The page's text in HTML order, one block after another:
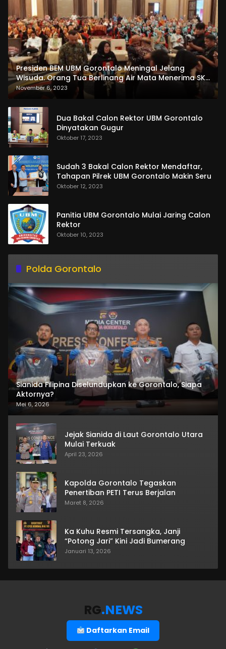
Presiden BEM UBM Gorontalo Meningal Jelang
Wisuda. Orang Tua Berlinang Air Mata Menerima SKL
dan Pemasangan Salempang
November 6, 2023
Dua Bakal Calon Rektor UBM Gorontalo
Dinyatakan Gugur
Oktober 17, 2023
Sudah 3 Bakal Calon Rektor Mendaftar,
Tahapan Pilrek UBM Gorontalo Makin Seru
Oktober 12, 2023
Panitia UBM Gorontalo Mulai Jaring Calon
Rektor
Oktober 10, 2023
Polda Gorontalo
Sianida Filipina Diselundupkan ke Gorontalo, Siapa
Aktornya?
Mei 6, 2026
Jejak Sianida di Laut Gorontalo Utara
Mulai Terkuak
April 23, 2026
Kapolda Gorontalo Tegaskan
Penertiban PETI Terus Berjalan
Maret 8, 2026
Ka Kuhu Resmi Tersangka, Janji
“Potong Jari” Kini Jadi Bumerang
Januari 13, 2026
RG.NEWS
Daftarkan Email